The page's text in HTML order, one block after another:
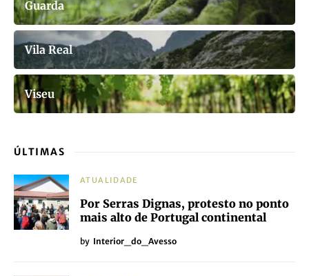
Guarda
Vila Real
Viseu
ÚLTIMAS
ATUALIDADE
Por Serras Dignas, protesto no ponto
mais alto de Portugal continental
by Interior_do_Avesso